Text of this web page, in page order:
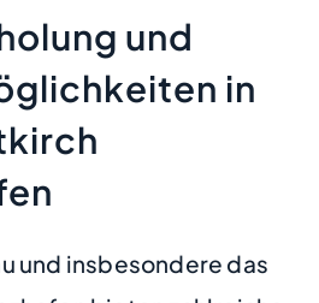
und
in
und insbesondere das